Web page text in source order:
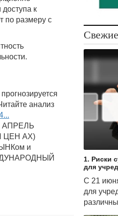
к
по размеру с
анализ
1. Риски
для
С 21
для